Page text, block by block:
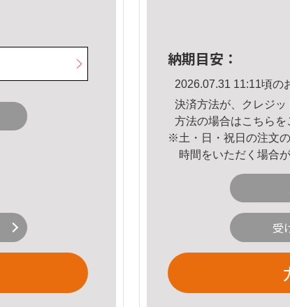
納期目安：
2026.07.31 11:11頃の
決済方法が、クレジ
方法の場合はこちら を
※土・日・祝日の注文
時間をいただく場合
受